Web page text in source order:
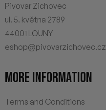
Pivovar Zichovec
ul. 5. května 2789
44001 LOUNY
eshop@pivovarzichovec.cz
MORE INFORMATION
Terms and Conditions